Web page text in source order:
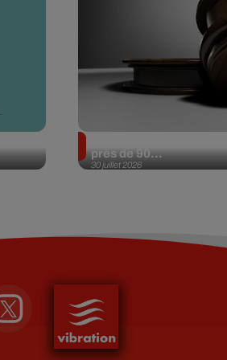
30 juillet 2026
près de 90...